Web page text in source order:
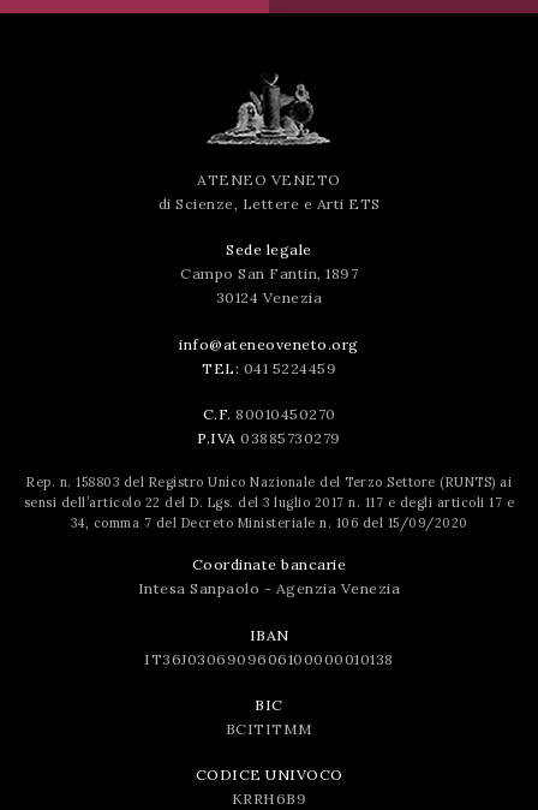
ATENEO VENETO
di Scienze, Lettere e Arti ETS
Sede legale
Campo San Fantin, 1897
30124 Venezia
info@ateneoveneto.org
TEL: 041 5224459
C.F. 80010450270
P.IVA 03885730279
Rep. n. 158803 del Registro Unico Nazionale del Terzo Settore (RUNTS) ai
sensi dell’articolo 22 del D. Lgs. del 3 luglio 2017 n. 117 e degli articoli 17 e
34, comma 7 del Decreto Ministeriale n. 106 del 15/09/2020
Coordinate bancarie
Intesa Sanpaolo - Agenzia Venezia
IBAN
IT36J0306909606100000010138
BIC
BCITITMM
CODICE UNIVOCO
KRRH6B9